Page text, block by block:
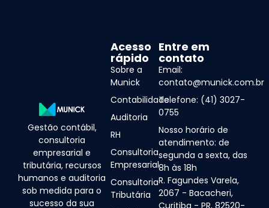
Gestão contábil,
consultoria
empresarial e
tributária, recursos
humanos e auditoria
sob medida para o
sucesso da sua
Acesso
rápido
Sobre a
Munick
Contabilidade
Auditoria
RH
Consultoria
Empresarial
Consultoria
Tributária
Entre em
contato
Email:
contato@munick.com.br
Telefone: (41) 3027-
0755
Nosso horário de
atendimento: de
segunda a sexta, das
8h às 18h
R. Fagundes Varela,
2067 - Bacacheri,
Curitiba - PR, 82520-